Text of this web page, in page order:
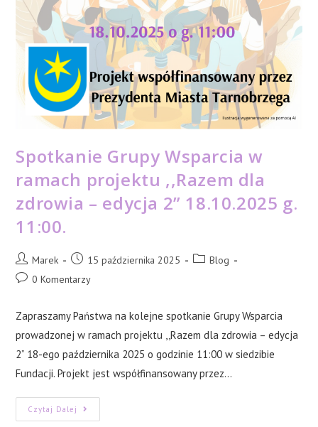
Spotkanie Grupy Wsparcia w
ramach projektu ,,Razem dla
zdrowia – edycja 2” 18.10.2025 g.
11:00.
Post
author:
Marek
Post
published:
15 października 2025
PostBlog
Post0 Komentarzy
Zapraszamy Państwa na kolejne spotkanie Grupy Wsparcia
prowadzonej w ramach projektu ,,Razem dla zdrowia – edycja
2” 18-ego października 2025 o godzinie 11:00 w siedzibie
Fundacji. Projekt jest współfinansowany przez…
Czytaj Dalej Spotkanie
Grupy